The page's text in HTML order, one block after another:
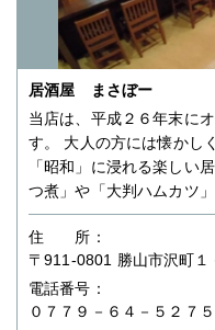
居酒屋 まさぼー
当店は、平成２６年末に
す。 大人の方には懐かし
「昭和」に浸れる楽しい
つ煮」や「大判ハムカツ
住 所：
〒911-0801 勝山市沢町１
電話番号：
０７７９－６４－５２７５